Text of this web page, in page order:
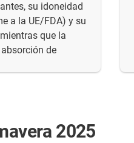
su idoneidad
a la UE/FDA) y su
que la
de
2025